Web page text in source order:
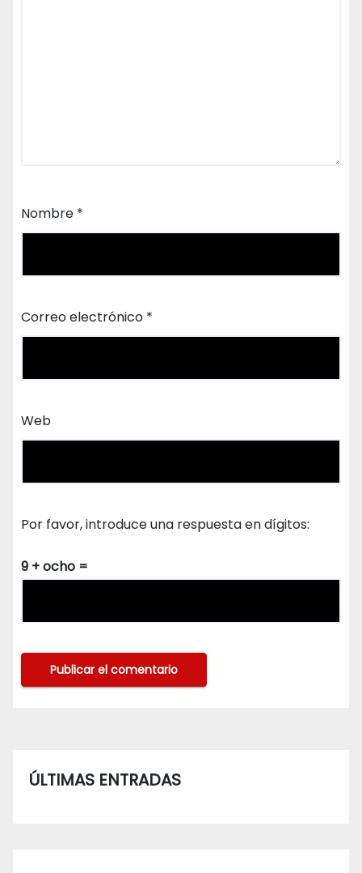
Nombre *
Correo electrónico *
Web
Por favor, introduce una respuesta en dígitos:
9 + ocho =
ÚLTIMAS ENTRADAS